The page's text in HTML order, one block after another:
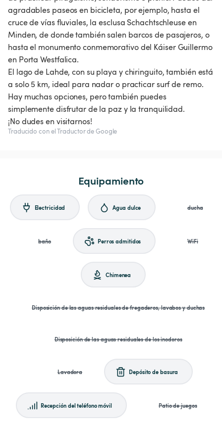
agradables paseos en bicicleta, por ejemplo, hasta el
cruce de vías fluviales, la esclusa Schachtschleuse en
Minden, de donde también salen barcos de pasajeros, o
hasta el monumento conmemorativo del Káiser Guillermo
en Porta Westfalica.
El lago de Lahde, con su playa y chiringuito, también está
a solo 5 km, ideal para nadar o practicar surf de remo.
Hay muchas opciones, pero también puedes
simplemente disfrutar de la paz y la tranquilidad.
¡No dudes en visitarnos!
Traducido con el Traductor de Google
Equipamiento
Electricidad Agua dulce ducha
baño Perros admitidos WiFi
Chimenea
Disposición de las aguas residuales de fregaderos, lavabos y duchas
Disposición de las aguas residuales de los inodoros
Lavadora Depósito de basura
Recepción del teléfono móvil Patio de juegos